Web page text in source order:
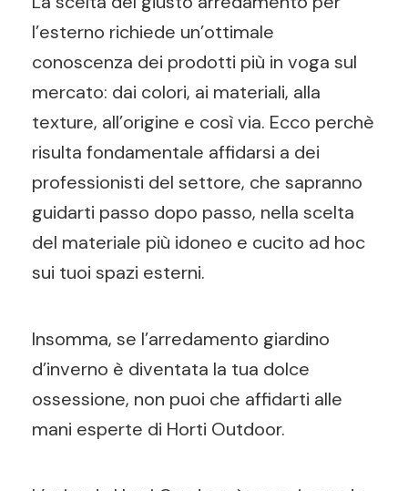
l’esterno richiede un’ottimale
conoscenza dei prodotti più in voga sul
mercato: dai colori, ai materiali, alla
texture, all’origine e così via. Ecco perchè
risulta fondamentale affidarsi a dei
professionisti del settore, che sapranno
guidarti passo dopo passo, nella scelta
del materiale più idoneo e cucito ad hoc
sui tuoi spazi esterni.
Insomma, se l’arredamento giardino
d’inverno è diventata la tua dolce
ossessione, non puoi che affidarti alle
mani esperte di Horti Outdoor.